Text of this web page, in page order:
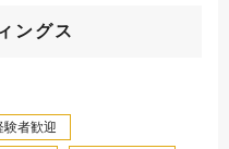
ングス
験者歓迎